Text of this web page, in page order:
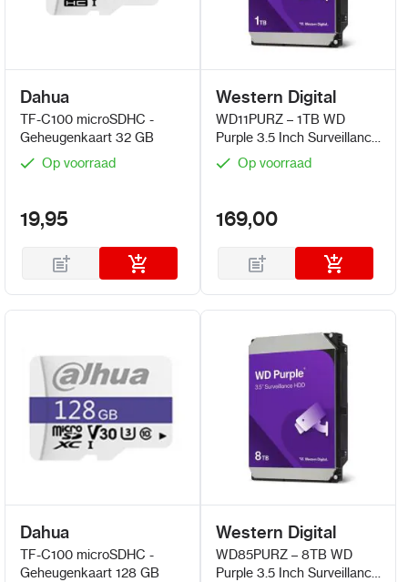
Dahua
TF-C100 microSDHC -
Geheugenkaart 32 GB
Op voorraad
19,95
Western Digital
WD11PURZ – 1TB WD
Purple 3.5 Inch Surveillance
HDDOp voorraad
169,00
Dahua
TF-C100 microSDHC -
Geheugenkaart 128 GB
Western Digital
WD85PURZ – 8TB WD
Purple 3.5 Inch Surveillance